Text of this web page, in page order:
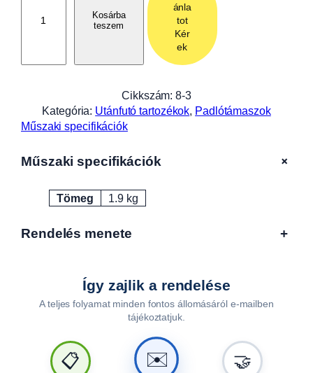
s
i
0
Kosárba
teszem
ánla
tot
Kér
ek
Cikkszám: 8-3
Kategória: Utánfutó tartozékok, Padlótámaszok
Műszaki specifikációk
Műszaki specifikációk +
Attribútumok Érték
Tömeg 1.9 kg
Rendelés menete +
Így zajlik a rendelése
A teljes folyamat minden fontos állomásáról e-mailben
tájékoztatjuk.
📋 ✉️ 🤝